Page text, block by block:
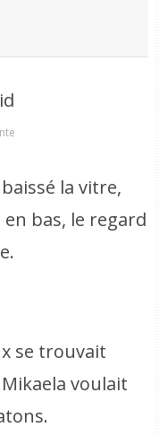
la vitre,
bas, le regard
se trouvait
voulait